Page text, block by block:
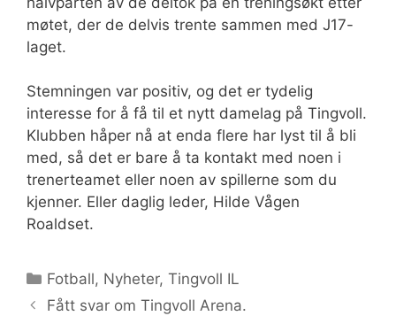
møtet, der de delvis trente sammen med J17-
laget.
Stemningen var positiv, og det er tydelig
interesse for å få til et nytt damelag på Tingvoll.
Klubben håper nå at enda flere har lyst til å bli
med, så det er bare å ta kontakt med noen i
trenerteamet eller noen av spillerne som du
kjenner. Eller daglig leder, Hilde Vågen
Roaldset.
Kategorier
Fotball, Nyheter,Tingvoll IL
Fått svar om Tingvoll Arena.